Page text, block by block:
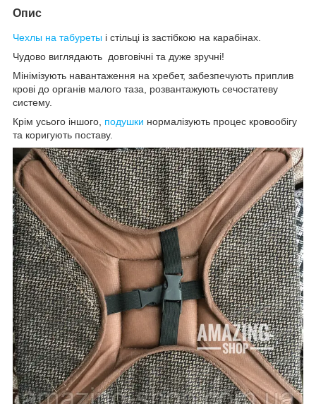
Опис
Чехлы на табуреты і стільці із застібкою на карабінах.
Чудово виглядають довговічні та дуже зручні!
Мінімізують навантаження на хребет, забезпечують приплив
крові до органів малого таза, розвантажують сечостатеву
систему.
Крім усього іншого, подушки нормалізують процес кровообігу
та коригують поставу.